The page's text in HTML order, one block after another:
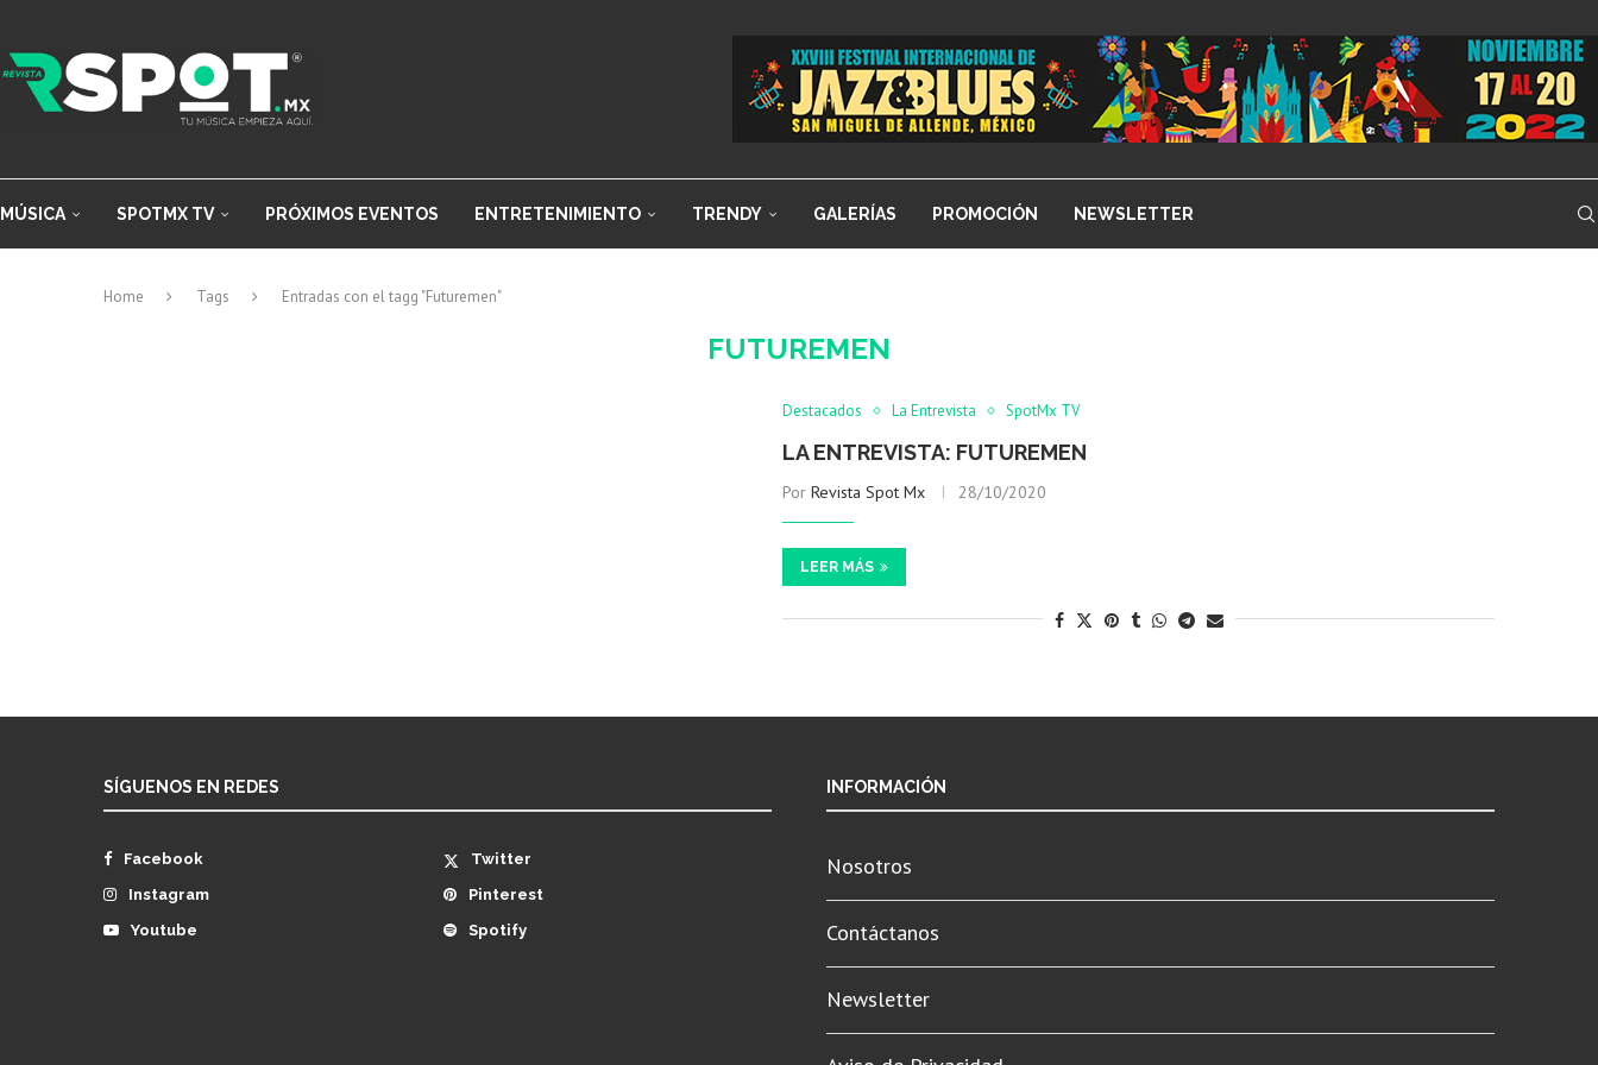
MÚSICA SPOTMX TV PRÓXIMOS EVENTOS ENTRETENIMIENTO TRENDY GALERÍAS PROMOCIÓN NEWSLETTER
Home Tags Entradas con el tagg "Futuremen"
FUTUREMEN
Destacados La Entrevista SpotMx TV
LA ENTREVISTA: FUTUREMEN
PorRevista Spot Mx 28/10/2020
LEER MÁS
SÍGUENOS EN REDES
Facebook
Twitter
Instagram
Pinterest
Youtube
Spotify
INFORMACIÓN
Nosotros
Contáctanos
Newsletter